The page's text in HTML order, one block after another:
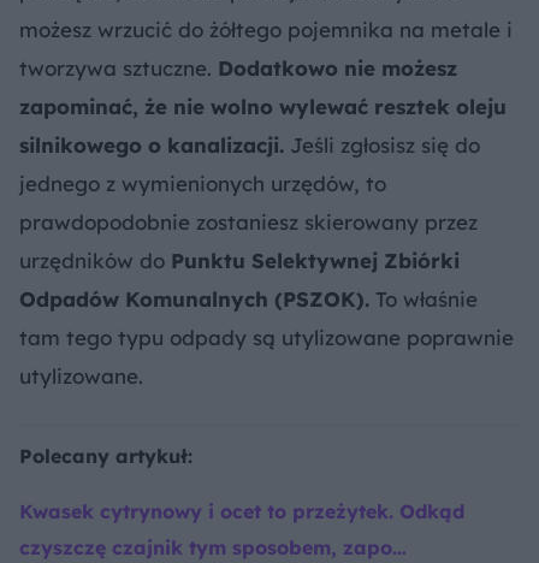
możesz wrzucić do żółtego pojemnika na metale i
tworzywa sztuczne. Dodatkowo nie możesz
zapominać, że nie wolno wylewać resztek oleju
silnikowego o kanalizacji. Jeśli zgłosisz się do
jednego z wymienionych urzędów, to
prawdopodobnie zostaniesz skierowany przez
urzędników do Punktu Selektywnej Zbiórki
Odpadów Komunalnych (PSZOK). To właśnie
tam tego typu odpady są utylizowane poprawnie
utylizowane.
Polecany artykuł:
Kwasek cytrynowy i ocet to przeżytek. Odkąd
czyszczę czajnik tym sposobem, zapo…